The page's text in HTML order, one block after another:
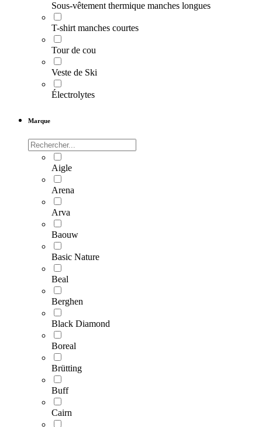
Sous-vêtement thermique manches longues
T-shirt manches courtes
Tour de cou
Veste de Ski
Électrolytes
Marque
Aigle
Arena
Arva
Baouw
Basic Nature
Beal
Berghen
Black Diamond
Boreal
Brütting
Buff
Cairn